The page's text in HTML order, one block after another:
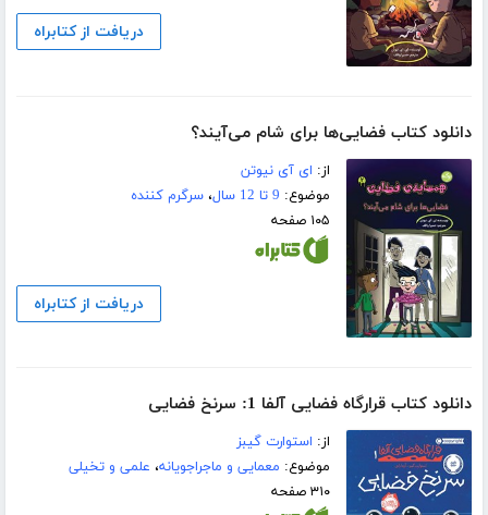
دریافت از کتابراه
دانلود کتاب فضایی‌ها برای شام می‌آیند؟
از: ای آی نیوتن
موضوع: 9 تا 12 سال ،سرگرم کننده
۱۰۵ صفحه
دریافت از کتابراه
دانلود کتاب قرارگاه فضایی آلفا 1: سرنخ فضایی
از: استوارت گیبز
موضوع: معمایی و ماجراجویانه، علمی و تخیلی
۳۱۰ صفحه